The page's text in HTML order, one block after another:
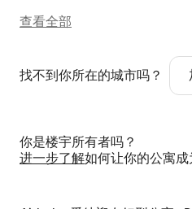
查看全部
找不到你所在的城市吗？
你是楼宇所有者吗？
进一步了解如何让你的公寓成